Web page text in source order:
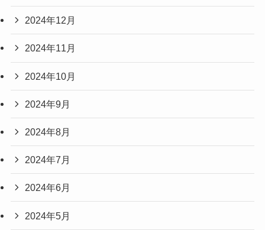
2024年12月
2024年11月
2024年10月
2024年9月
2024年8月
2024年7月
2024年6月
2024年5月